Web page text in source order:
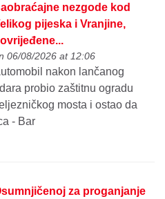
nezgode kod
pijeska i Vranjine,
06/08/2026 at 12:06
nakon lančanog
probio zaštitnu ogradu
mosta i ostao da
- Bar
za proganjanje